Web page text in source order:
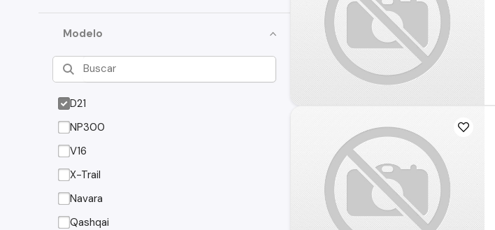
Modelo
D21
NP300
V16
X-Trail
Navara
Qashqai